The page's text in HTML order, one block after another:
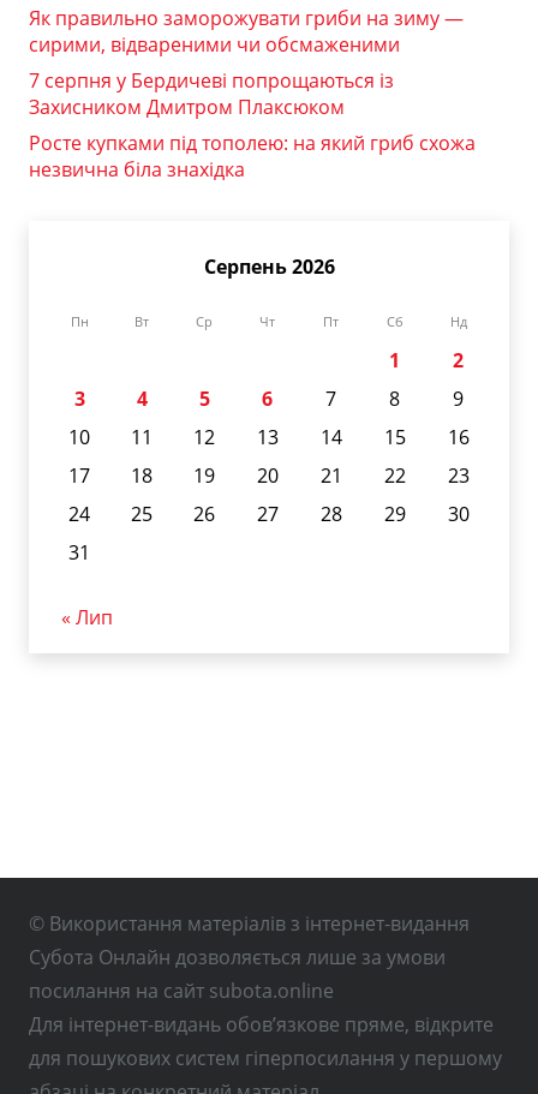
Як правильно заморожувати гриби на зиму —
сирими, відвареними чи обсмаженими
7 серпня у Бердичеві попрощаються із
Захисником Дмитром Плаксюком
Росте купками під тополею: на який гриб схожа
незвична біла знахідка
Серпень 2026
Пн Вт Ср Чт Пт Сб Нд
1
2
3
4 5 6 7 8
9
10
11 12 13 14 15
16
17
18 19 20 21 22
23
24
25 26 27 28 29
30
31
« Лип
© Використання матеріалів з інтернет-видання
Субота Онлайн дозволяється лише за умови
посилання на сайт subota.online
Для інтернет-видань обов’язкове пряме, відкрите
для пошукових систем гіперпосилання у першому